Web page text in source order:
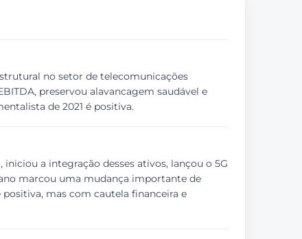
no setor de telecomunicações
preservou alavancagem saudável e
de 2021 é positiva.
a integração desses ativos, lançou o 5G
marcou uma mudança importante de
mas com cautela financeira e